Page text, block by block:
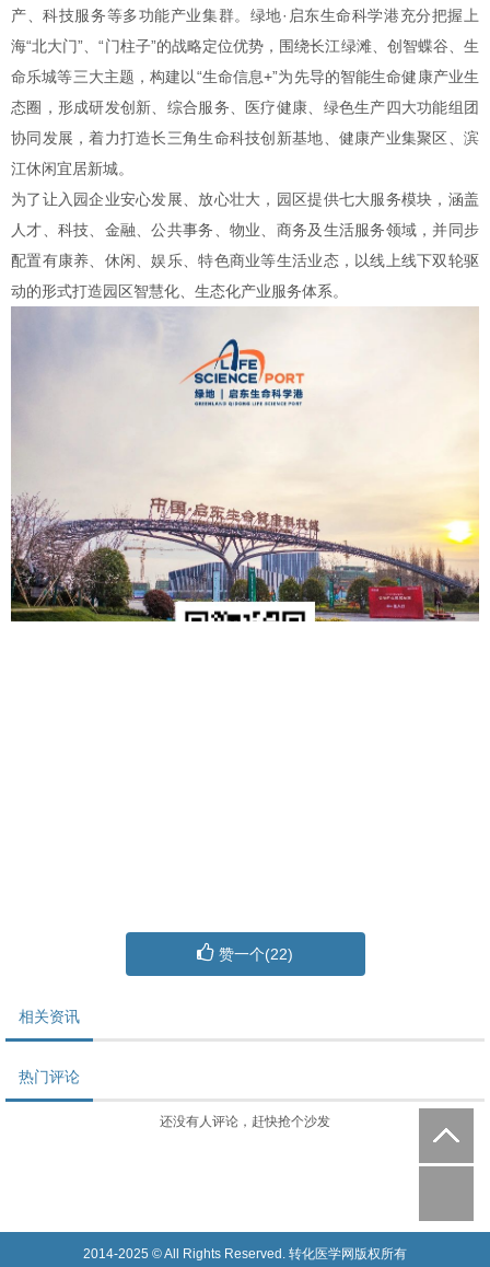
产、科技服务等多功能产业集群。绿地·启东生命科学港充分把握上
海“北大门”、“门柱子”的战略定位优势，围绕长江绿滩、创智蝶谷、生
命乐城等三大主题，构建以“生命信息+”为先导的智能生命健康产业生
态圈，形成研发创新、综合服务、医疗健康、绿色生产四大功能组团
协同发展，着力打造长三角生命科技创新基地、健康产业集聚区、滨
江休闲宜居新城。
为了让入园企业安心发展、放心壮大，园区提供七大服务模块，涵盖
人才、科技、金融、公共事务、物业、商务及生活服务领域，并同步
配置有康养、休闲、娱乐、特色商业等生活业态，以线上线下双轮驱
动的形式打造园区智慧化、生态化产业服务体系。
赞一个(22)
相关资讯
热门评论
还没有人评论，赶快抢个沙发
2014-2025 © All Rights Reserved. 转化医学网版权所有